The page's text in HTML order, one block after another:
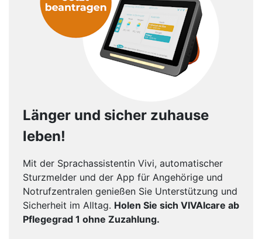
Länger und sicher zuhause
leben!
Mit der Sprachassistentin Vivi, automatischer
Sturzmelder und der App für Angehörige und
Notrufzentralen genießen Sie Unterstützung und
Sicherheit im Alltag. Holen Sie sich VIVAIcare ab
Pflegegrad 1 ohne Zuzahlung.